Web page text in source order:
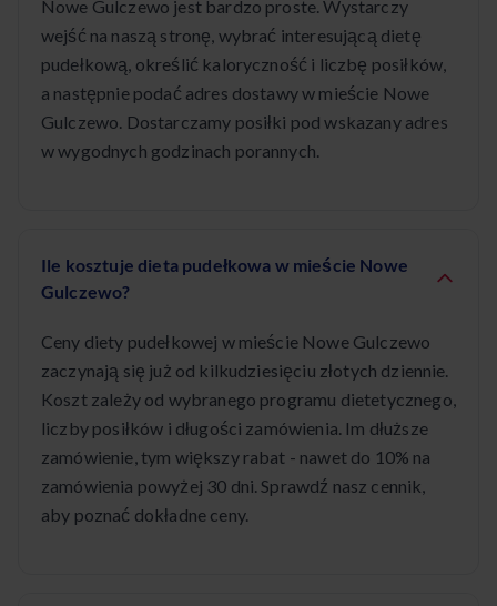
Nowe Gulczewo jest bardzo proste. Wystarczy
wejść na naszą stronę, wybrać interesującą dietę
pudełkową, określić kaloryczność i liczbę posiłków,
a następnie podać adres dostawy w mieście Nowe
Gulczewo. Dostarczamy posiłki pod wskazany adres
w wygodnych godzinach porannych.
Ile kosztuje dieta pudełkowa w mieście Nowe
Gulczewo?
Ceny diety pudełkowej w mieście Nowe Gulczewo
zaczynają się już od kilkudziesięciu złotych dziennie.
Koszt zależy od wybranego programu dietetycznego,
liczby posiłków i długości zamówienia. Im dłuższe
zamówienie, tym większy rabat - nawet do 10% na
zamówienia powyżej 30 dni. Sprawdź nasz cennik,
aby poznać dokładne ceny.